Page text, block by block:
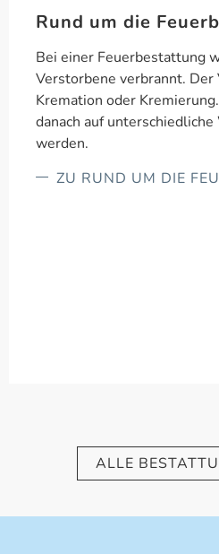
Rund um die
Bei einer Feuerbestattung
Verstorbene verbrannt. Der
Kremation oder
danach auf
werden.
ZU RUND UM DIE
ALLE